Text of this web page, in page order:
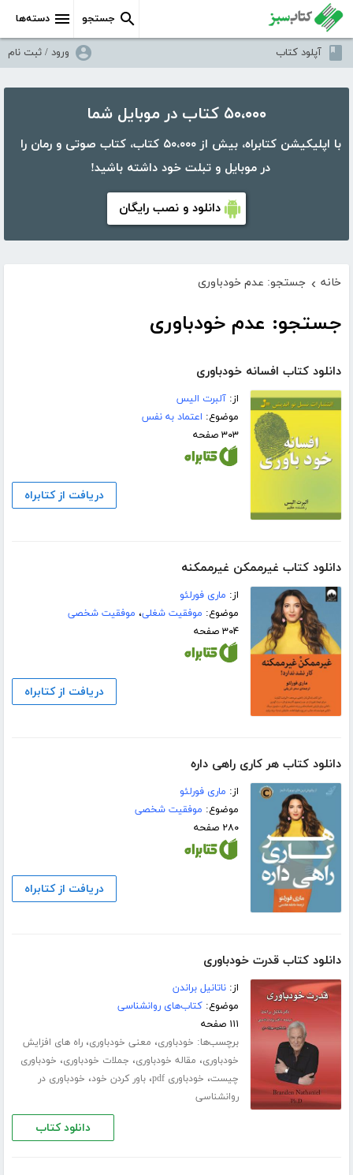
دسته‌ها جستجو
آپلود کتاب ورود / ثبت نام
۵۰،۰۰۰ کتاب در موبایل شما
با اپلیکیشن کتابراه، بیش از ۵۰،۰۰۰ کتاب، کتاب صوتی و رمان را
در موبایل و تبلت خود داشته باشید!
دانلود و نصب رایگان
خانه › جستجو: عدم خودباوری
جستجو: عدم خودباوری
دانلود کتاب افسانه خودباوری
از:آلبرت الیس
موضوع: اعتماد به نفس
۳۰۳ صفحه
دریافت از کتابراه
دانلود کتاب غیرممکن غیرممکنه
از: ماری فورلئو
موضوع: موفقیت شغلی، موفقیت شخصی
۳۰۴ صفحه
دریافت از کتابراه
دانلود کتاب هر کاری راهی داره
از: ماری فورلئو
موضوع: موفقیت شخصی
۲۸۰ صفحه
دریافت از کتابراه
دانلود کتاب قدرت خودباوری
از:ناتانیل براندن
موضوع:کتاب‌های روانشناسی
۱۱۱ صفحه
برچسب‌ها: خودباوری، معنی خودباوری،راه های افزایش
خودباوری، مقاله خودباوری، جملات خودباوری، خودباوری
چیست، خودباوری pdf ،باور کردن خود، خودباوری در
روانشناسی
دانلود کتاب